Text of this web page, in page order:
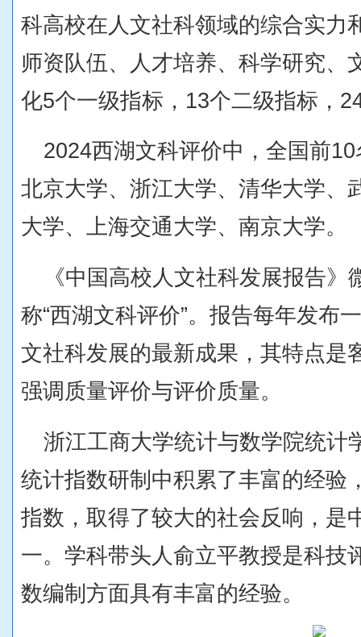
科高校在人文社科领域的综合实力
师资队伍、人才培养、科学研究、
化5个一级指标，13个二级指标，
2024西湖文科评价中，全国前
北京大学、浙江大学、清华大学、
大学、上海交通大学、南京大学。
《中国高校人文社科发展报告》
称“西湖文科评价”。报告每年发布
文社科发展的最新成果，其特点是
强调质量评价与评价质量。
浙江工商大学统计与数学院统计
统计指数研制中积累了丰富的经验
指数，取得了较大的社会反响，是
一。学科带头人俞立平教授是科技
数编制方面具有丰富的经验。